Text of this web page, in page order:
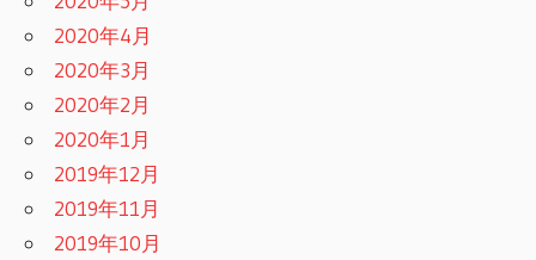
2020年4月
2020年3月
2020年2月
2020年1月
2019年12月
2019年11月
2019年10月